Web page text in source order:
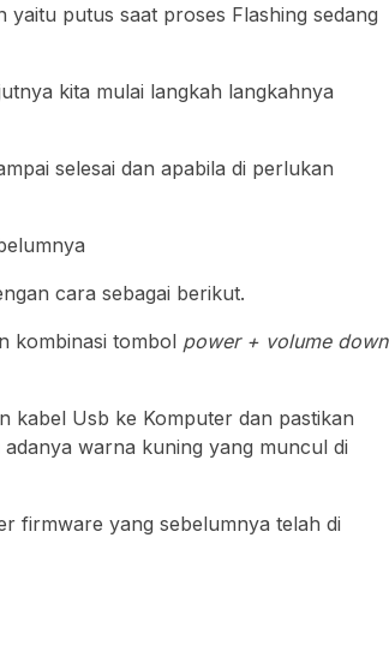
yaitu putus saat proses Flashing sedang
kita mulai langkah langkahnya
selesai dan apabila di perlukan
cara sebagai berikut.
kombinasi tombol power + volume down
kabel Usb ke Komputer dan pastikan
warna kuning yang muncul di
firmware yang sebelumnya telah di